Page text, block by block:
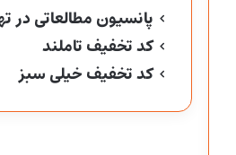
پانسیون مطالعاتی در
کد تخفیف تاملند
کد تخفیف خیلی سبز